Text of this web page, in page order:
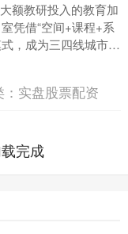
额教研投入的教育加
凭借“空间+课程+系
，成为三四线城市教
部分品牌可实现6-12
实盘股票配资
完成